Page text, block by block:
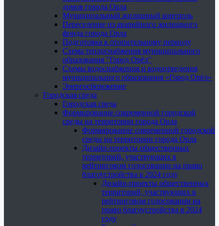
домов города Орла
Муниципальный жилищный контроль
Переселение из аварийного жилищного
фонда города Орла
Подготовка к отопительному периоду
Схема теплоснабжения муниципального
образования "Город Орёл"
Схемы водоснабжения и водоотведения
муниципального образования «Город Орёл»
Энергосбережение
Городская среда
Городская среда
Формирование современной городской
среды на территории города Орла
Формирование современной городской
среды на территории города Орла
Дизайн-проекты общественных
территорий, участвующих в
рейтинговом голосовании на право
благоустройства в 2024 году
Дизайн-проекты общественных
территорий, участвующих в
рейтинговом голосовании на
право благоустройства в 2024
году